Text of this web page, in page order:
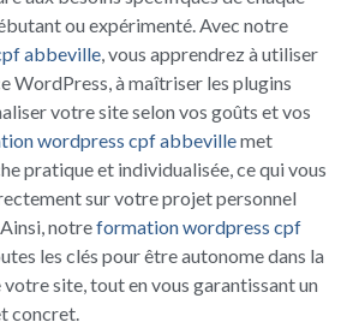
ou expérimenté. Avec notre
abbeville, vous apprendrez à utiliser
WordPress, à maîtriser les plugins
votre site selon vos goûts et vos
wordpress cpf abbevillemet
pratique et individualisée, ce qui vous
sur votre projet personnel
notreformation wordpress cpf
les clés pour être autonome dans la
site, tout en vous garantissant un
concret.